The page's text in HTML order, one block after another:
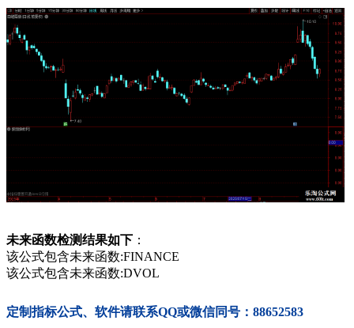
未来函数检测结果如下 ：
该公式包含未来函数:FINANCE
该公式包含未来函数:DVOL
定制指标公式、软件请联系QQ或微信同号：88652583